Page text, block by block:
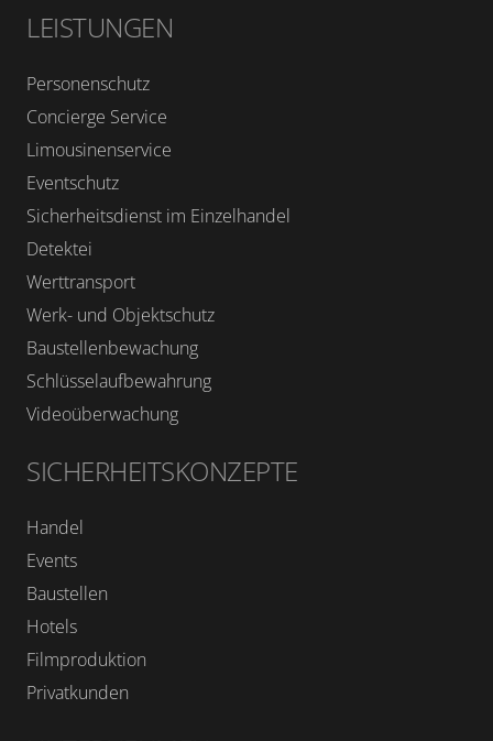
LEISTUNGEN
Personenschutz
Concierge Service
Limousinenservice
Eventschutz
Sicherheitsdienst im Einzelhandel
Detektei
Werttransport
Werk- und Objektschutz
Baustellenbewachung
Schlüsselaufbewahrung
Videoüberwachung
SICHERHEITSKONZEPTE
Handel
Events
Baustellen
Hotels
Filmproduktion
Privatkunden